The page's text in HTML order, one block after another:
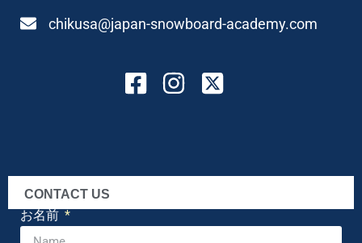
chikusa@japan-snowboard-academy.com
CONTACT US
お名前